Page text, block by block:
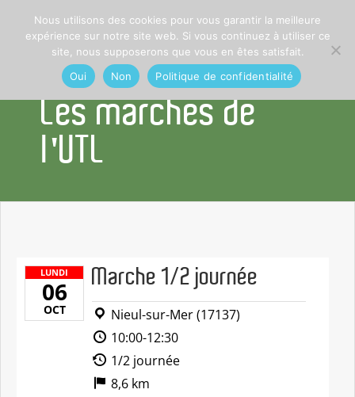
Les marches de
l'UTL
LUNDI
06
OCT
Marche 1/2 journée
Nieul-sur-Mer (17137)
10:00-12:30
1/2 journée
8,6 km
Nous utilisons des cookies pour vous garantir la meilleure
expérience sur notre site web. Si vous continuez à utiliser ce
site, nous supposerons que vous en êtes satisfait.
Oui
Non Politique de confidentialité